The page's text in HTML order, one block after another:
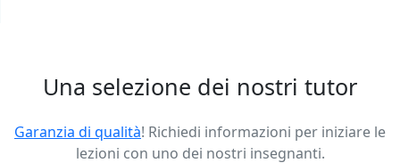
Una selezione dei nostri tutor
Garanzia di qualità! Richiedi informazioni per iniziare le
lezioni con uno dei nostri insegnanti.